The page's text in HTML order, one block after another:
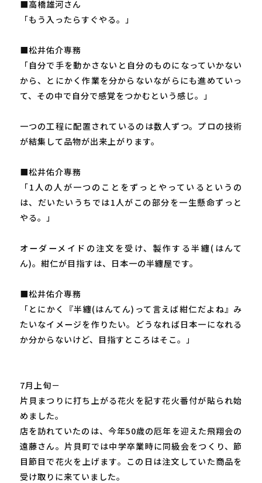
■高橋雄河さん
「もう入ったらすぐやる。」
■松井佑介専務
「自分で手を動かさないと自分のものになっていかない
から、とにかく作業を分からないながらにも進めていっ
て、その中で自分で感覚をつかむという感じ。」
一つの工程に配置されているのは数人ずつ。プロの技術
が結集して品物が出来上がります。
■松井佑介専務
「1人の人が一つのことをずっとやっているというの
は、だいたいうちでは1人がこの部分を一生懸命ずっと
やる。」
オーダーメイドの注文を受け、製作する半纏(はんて
ん)。紺仁が目指すは、日本一の半纏屋です。
■松井佑介専務
「とにかく『半纏(はんてん)って言えば紺仁だよね』み
たいなイメージを作りたい。どうなれば日本一になれる
か分からないけど、目指すところはそこ。」
7月上旬－
片貝まつりに打ち上がる花火を記す花火番付が貼られ始
めました。
店を訪れていたのは、今年50歳の厄年を迎えた飛翔会の
遠藤さん。片貝町では中学卒業時に同級会をつくり、節
目節目で花火を上げます。この日は注文していた商品を
受け取りに来ていました。